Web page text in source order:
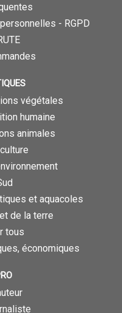
- RGPD
végétales
humaine
animales
et aquacoles
de la terre
tous
économiques